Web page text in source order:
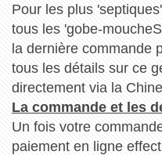
Pour les plus
tous les 'gobe-
la dernière commande
tous les détails sur ce
directement via la
La commande et les
Un fois votre
paiement en ligne